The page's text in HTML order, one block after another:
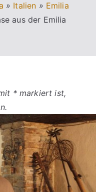
» Italien » Emilia
aus der Emilia
* markiert ist,